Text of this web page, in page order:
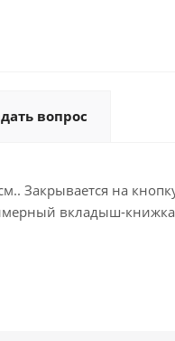
вопрос
Закрывается на
вкладыш-книжка